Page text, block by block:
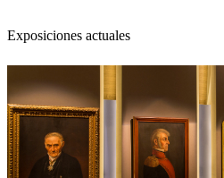
Exposiciones actuales